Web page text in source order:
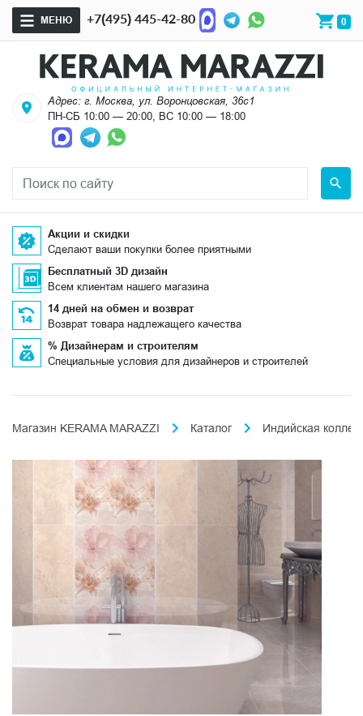
МЕНЮ +7(495) 445-42-80 0
Адрес: г. Москва, ул. Воронцовская, 36с1
ПН-СБ 10:00 — 20:00, ВС 10:00 — 18:00
Акции и скидки
Сделают ваши покупки более приятными
Бесплатный 3D дизайн
Всем клиентам нашего магазина
14 дней на обмен и возврат
Возврат товара надлежащего качества
% Дизайнерам и строителям
Специальные условия для дизайнеров и строителей
Магазин KERAMA MARAZZI Каталог Индийская